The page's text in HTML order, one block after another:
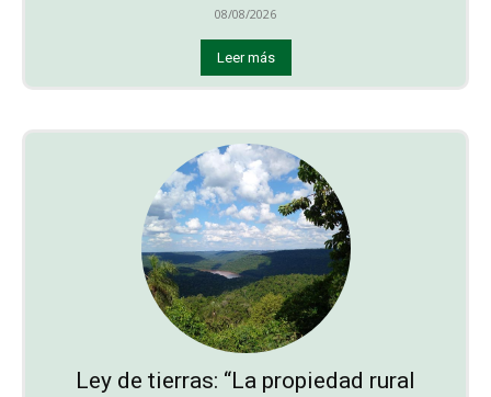
08/08/2026
Leer más
Ley de tierras: “La propiedad rural